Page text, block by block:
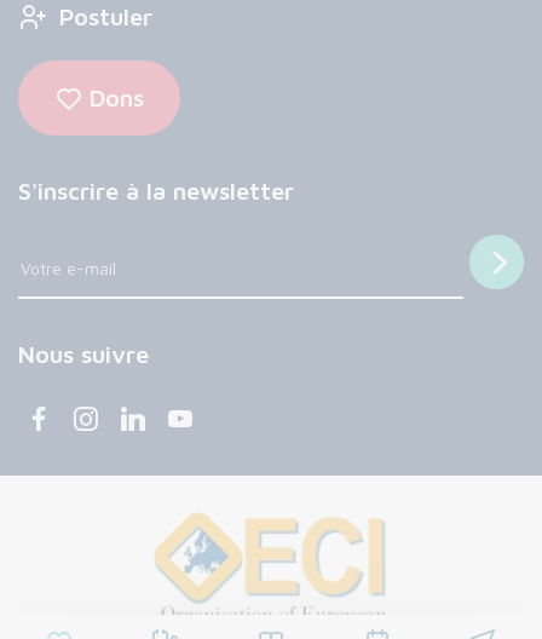
Postuler
Dons
S'inscrire à la newsletter
Nous suivre